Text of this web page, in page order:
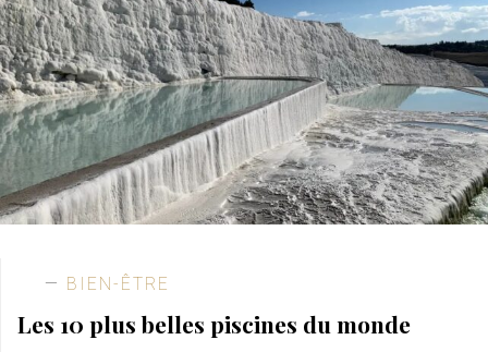
BIEN-ÊTRE
Les 10 plus belles piscines du monde